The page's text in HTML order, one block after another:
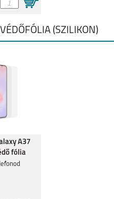
(SZILIKON)
A37
fólia